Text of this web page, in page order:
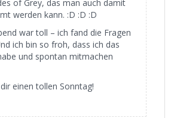
of Grey, das man auch damit
werden kann. :D :D :D
war toll – ich fand die Fragen
ich bin so froh, dass ich das
und spontan mitmachen
einen tollen Sonntag!